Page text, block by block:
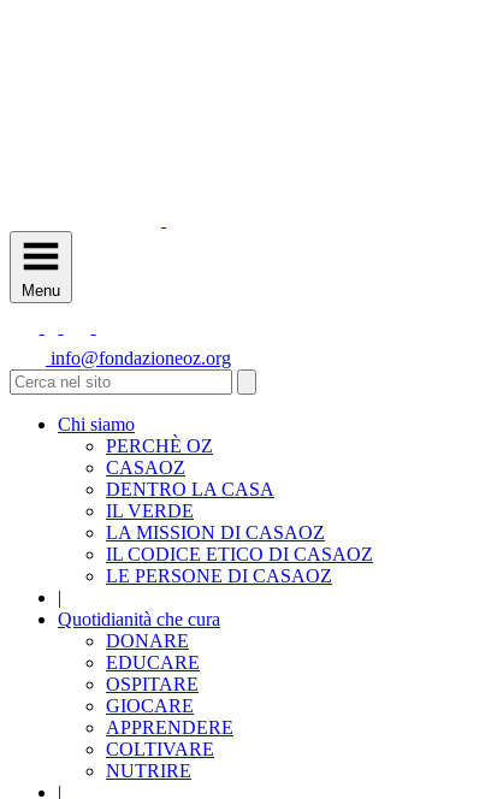
Menu
info@fondazioneoz.org
Chi siamo
PERCHÈ OZ
CASAOZ
DENTRO LA CASA
IL VERDE
LA MISSION DI CASAOZ
IL CODICE ETICO DI CASAOZ
LE PERSONE DI CASAOZ
|
Quotidianità che cura
DONARE
EDUCARE
OSPITARE
GIOCARE
APPRENDERE
COLTIVARE
NUTRIRE
|